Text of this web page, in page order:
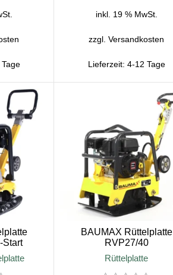
inkl. 19 % MwSt.
zzgl.Versandkosten
Lieferzeit: 4-12 Tage
Start
BAUMAX Rüttelplatte
RVP27/40
Rüttelplatte